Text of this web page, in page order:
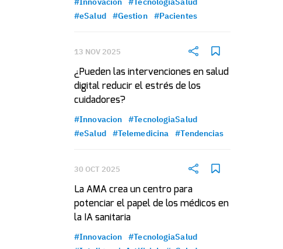
#eSalud
#Gestion #Pacientes
13 NOV 2025
¿Pueden las intervenciones en salud
digital reducir el estrés de los
cuidadores?
#Innovacion
#TecnologiaSalud
#eSalud
#Telemedicina #Tendencias
30 OCT 2025
La AMA crea un centro para
potenciar el papel de los médicos en
la IA sanitaria
#Innovacion
#TecnologiaSalud